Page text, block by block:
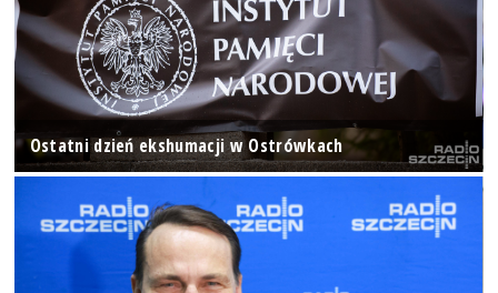
Ostatni dzień ekshumacji w Ostrówkach